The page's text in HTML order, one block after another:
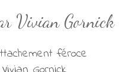
Vivian
féroce